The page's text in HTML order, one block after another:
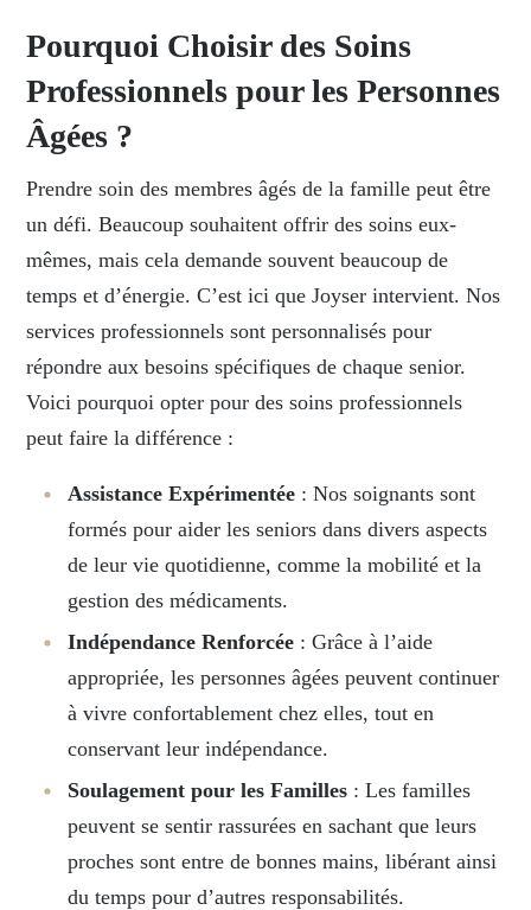
Pourquoi Choisir des Soins
Professionnels pour les Personnes
Âgées ?
Prendre soin des membres âgés de la famille peut être
un défi. Beaucoup souhaitent offrir des soins eux-
mêmes, mais cela demande souvent beaucoup de
temps et d’énergie. C’est ici que Joyser intervient. Nos
services professionnels sont personnalisés pour
répondre aux besoins spécifiques de chaque senior.
Voici pourquoi opter pour des soins professionnels
peut faire la différence :
Assistance Expérimentée : Nos soignants sont
formés pour aider les seniors dans divers aspects
de leur vie quotidienne, comme la mobilité et la
gestion des médicaments.
Indépendance Renforcée : Grâce à l’aide
appropriée, les personnes âgées peuvent continuer
à vivre confortablement chez elles, tout en
conservant leur indépendance.
Soulagement pour les Familles : Les familles
peuvent se sentir rassurées en sachant que leurs
proches sont entre de bonnes mains, libérant ainsi
du temps pour d’autres responsabilités.